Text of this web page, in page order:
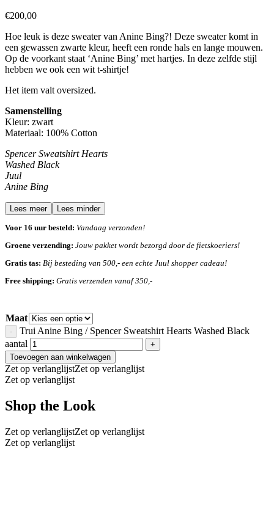
€200,00
Hoe leuk is deze sweater van Anine Bing?! Deze sweater komt in
een gewassen zwarte kleur, heeft een ronde hals en lange mouwen.
Op de voorkant staat ‘Anine Bing’ met hartjes. In deze zelfde stijl
hebben we ook een wit t-shirtje!
Het item valt oversized.
Samenstelling
Kleur: zwart
Materiaal: 100% Cotton
Spencer Sweatshirt Hearts
Washed Black
Juul
Anine Bing
Lees meer Lees minder
Voor 16 uur besteld: Vandaag verzonden!
Groene verzending: Jouw pakket wordt bezorgd door de fietskoeriers!
Gratis tas: Bij besteding van 500,- een echte Juul shopper cadeau!
Free shipping: Gratis verzenden vanaf 350,-
Maat
Trui Anine Bing / Spencer Sweatshirt Hearts Washed Black
aantal
Toevoegen aan winkelwagen
Zet op verlanglijstZet op verlanglijst
Zet op verlanglijst
Shop the Look
Zet op verlanglijstZet op verlanglijst
Zet op verlanglijst